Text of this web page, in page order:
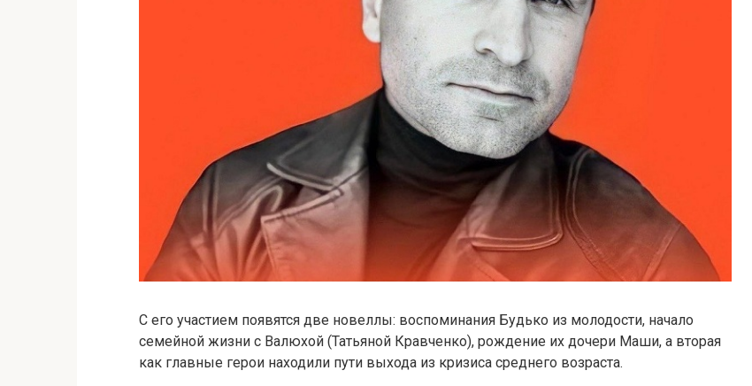
С его участием появятся две новеллы: воспоминания Будько из молодости, начало
семейной жизни с Валюхой (Татьяной Кравченко), рождение их дочери Маши, а вторая
как главные герои находили пути выхода из кризиса среднего возраста.